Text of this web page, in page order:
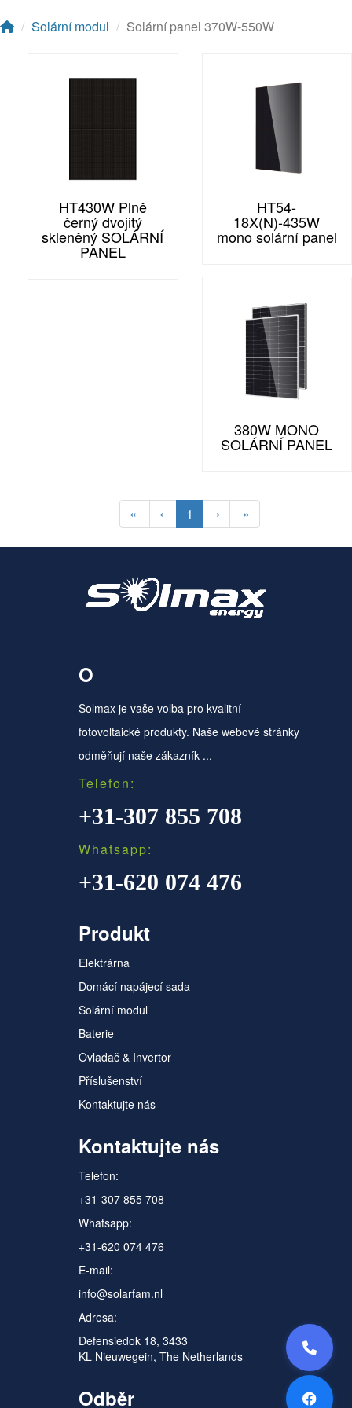
Solární modul Solární panel 370W-550W
HT430W Plně
černý dvojitý
skleněný SOLÁRNÍ
PANEL
HT54-
18X(N)-435W
mono solární panel
380W MONO
SOLÁRNÍ PANEL
« ‹ 1 › »
O
Solmax je vaše volba pro kvalitní
fotovoltaické produkty. Naše webové stránky
odměňují naše zákazník ...
Telefon:
+31-307 855 708
Whatsapp:
+31-620 074 476
Produkt
Elektrárna
Domácí napájecí sada
Solární modul
Baterie
Ovladač & Invertor
Příslušenství
Kontaktujte nás
Kontaktujte nás
Telefon:
+31-307 855 708
Whatsapp:
+31-620 074 476
E-mail:
info@solarfam.nl
Adresa:
Defensiedok 18, 3433
KL Nieuwegein, The Netherlands
Odběr